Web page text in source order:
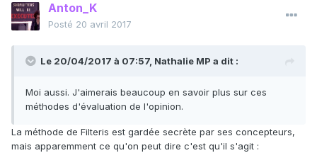
Anton_K
Posté 20 avril 2017
Le 20/04/2017 à 07:57, Nathalie MP a dit :
Moi aussi. J'aimerais beaucoup en savoir plus sur ces
méthodes d'évaluation de l'opinion.
La méthode de Filteris est gardée secrète par ses concepteurs,
mais apparemment ce qu'on peut dire c'est qu'il s'agit :